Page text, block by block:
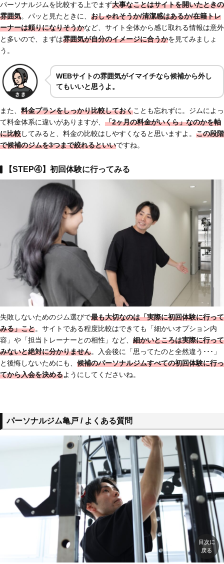
パーソナルジムを比較する上でまず大事なことはサイトを開いたときの
雰囲気。パッと見たときに、 おしゃれそうか/清潔感はあるか/在籍トレ
ーナーは頼りになりそうかなど、サイト全体から感じ取れる情報は意外
と多いので、まずは雰囲気が自分のイメージに合うかを見てみましょ
う。
WEBサイトの雰囲気がイマイチなら候補から外し
てもいいと思うよ。
また、 料金プランをしっかり比較しておくことも忘れずに。ジムによっ
て料金体系に違いがありますが、 「2ヶ月の料金がいくら」なのかを軸
に比較してみると、料金の比較はしやすくなると思いますよ。 この段階
で候補のジムを3つまで絞れるといいですね。
【STEP④】初回体験に行ってみる
失敗しないためのジム選びで最も大切なのは「実際に初回体験に行って
みる」こと。サイトである程度比較はできても「細かいオプション内
容」や「担当トレーナーとの相性」など、 細かいところは実際に行って
みないと絶対に分かりません。入会後に「思ってたのと全然違う･･･」
と後悔しないためにも、 候補のパーソナルジムすべての初回体験に行っ
てから入会を決めるようにしてくださいね。
パーソナルジム亀戸 / よくある質問
目次に
戻る